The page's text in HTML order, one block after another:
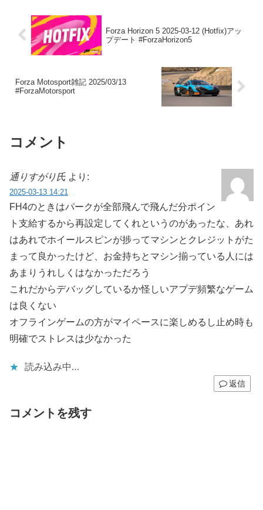
Forza Horizon 5 2025-03-12 (Hotfix)アッ
プデート #ForzaHorizon5
Forza Motosport雑記 2025/03/13
#ForzaMotorsport
コメント
通りすがり氏 より:
2025-03-13 14:21
FH4のときはパークが全部飛んで飛んだ分ポイン
ト支給するから再設定してくれというのがあったな、あれ
はあれでホイールスピンが捗ってマシンとクレジットがた
まって良かったけど、お金持ちとマシン揃っている人には
あまりうれしくはなかっただろう
これだからデバッグしているか怪しいアプデ頻繁なゲーム
は良くない
オフラインゲームの方がマイペースに楽しめるし止め時も
明確でストレスは少なかった
読み込み中…
返信
コメントを残す